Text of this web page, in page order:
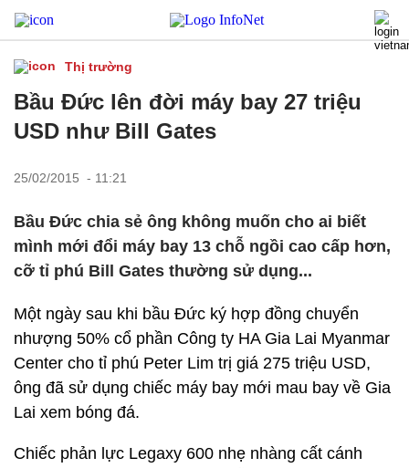
Thị trường
Bầu Đức lên đời máy bay 27 triệu
USD như Bill Gates
25/02/2015 - 11:21
Bầu Đức chia sẻ ông không muốn cho ai biết
mình mới đổi máy bay 13 chỗ ngồi cao cấp hơn,
cỡ tỉ phú Bill Gates thường sử dụng...
Một ngày sau khi bầu Đức ký hợp đồng chuyển
nhượng 50% cổ phần Công ty HA Gia Lai Myanmar
Center cho tỉ phú Peter Lim trị giá 275 triệu USD,
ông đã sử dụng chiếc máy bay mới mau bay về Gia
Lai xem bóng đá.
Chiếc phản lực Legaxy 600 nhẹ nhàng cất cánh